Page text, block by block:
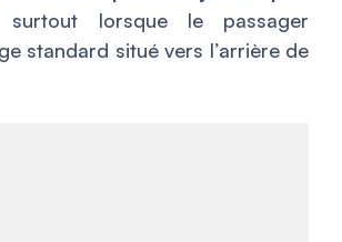
lorsque le passager
standard situé vers l’arrière de